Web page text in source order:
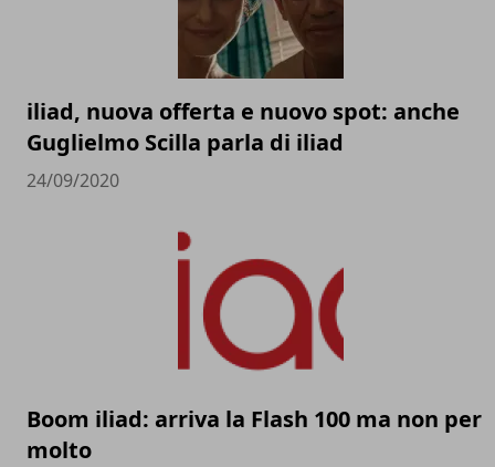
iliad, nuova offerta e nuovo spot: anche
Guglielmo Scilla parla di iliad
24/09/2020
Boom iliad: arriva la Flash 100 ma non per
molto